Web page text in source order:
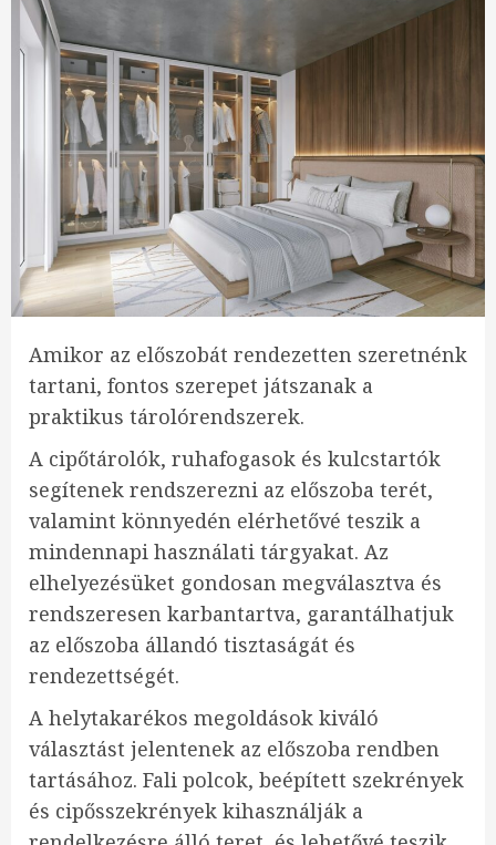
Amikor az előszobát rendezetten szeretnénk
tartani, fontos szerepet játszanak a
praktikus tárolórendszerek.
A cipőtárolók, ruhafogasok és kulcstartók
segítenek rendszerezni az előszoba terét,
valamint könnyedén elérhetővé teszik a
mindennapi használati tárgyakat. Az
elhelyezésüket gondosan megválasztva és
rendszeresen karbantartva, garantálhatjuk
az előszoba állandó tisztaságát és
rendezettségét.
A helytakarékos megoldások kiváló
választást jelentenek az előszoba rendben
tartásához. Fali polcok, beépített szekrények
és cipősszekrények kihasználják a